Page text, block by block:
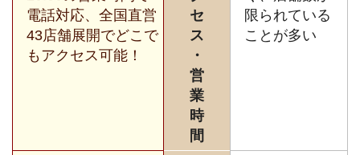
電話対応、全国直営
43店舗展開でどこで
もアクセス可能！
セ
ス
・
営
業
時
間
限られている
ことが多い